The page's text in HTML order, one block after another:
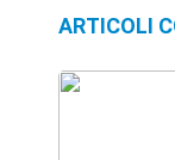
ARTICOLI